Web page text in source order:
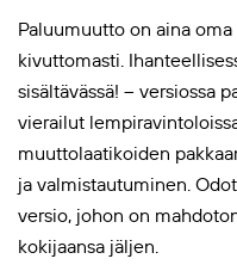
Paluumuutto on aina
kivuttomasti.
sisältävässä! – versiossa
vierailut
muuttolaatikoiden
ja valmistautuminen.
versio, johon on
kokijaansa jäljen.